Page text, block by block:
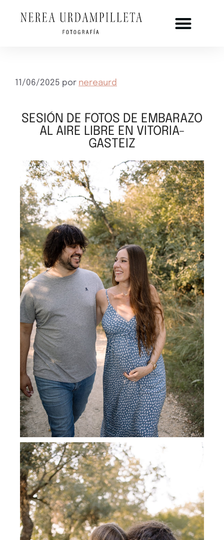
11/06/2025 por nereaurd
SESIÓN DE FOTOS DE EMBARAZO
AL AIRE LIBRE EN VITORIA-
GASTEIZ